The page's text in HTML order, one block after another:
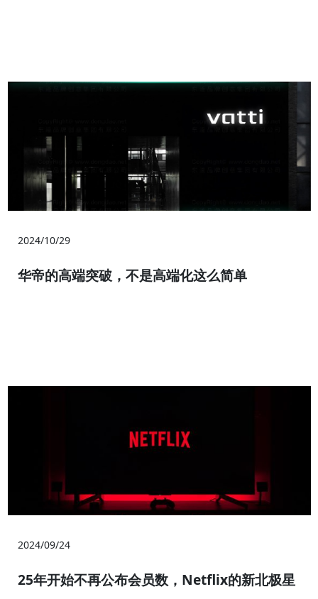
2024/10/29
华帝的高端突破，不是高端化这么简单
2024/09/24
25年开始不再公布会员数，Netflix的新北极星